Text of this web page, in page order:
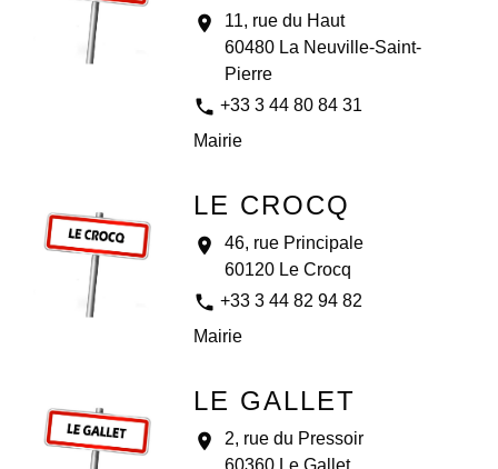
location_on
11, rue du Haut
60480 La Neuville-Saint-
Pierre
phone +33 3 44 80 84 31
Mairie
LE CROCQ
location_on
46, rue Principale
60120 Le Crocq
phone +33 3 44 82 94 82
Mairie
LE GALLET
location_on
2, rue du Pressoir